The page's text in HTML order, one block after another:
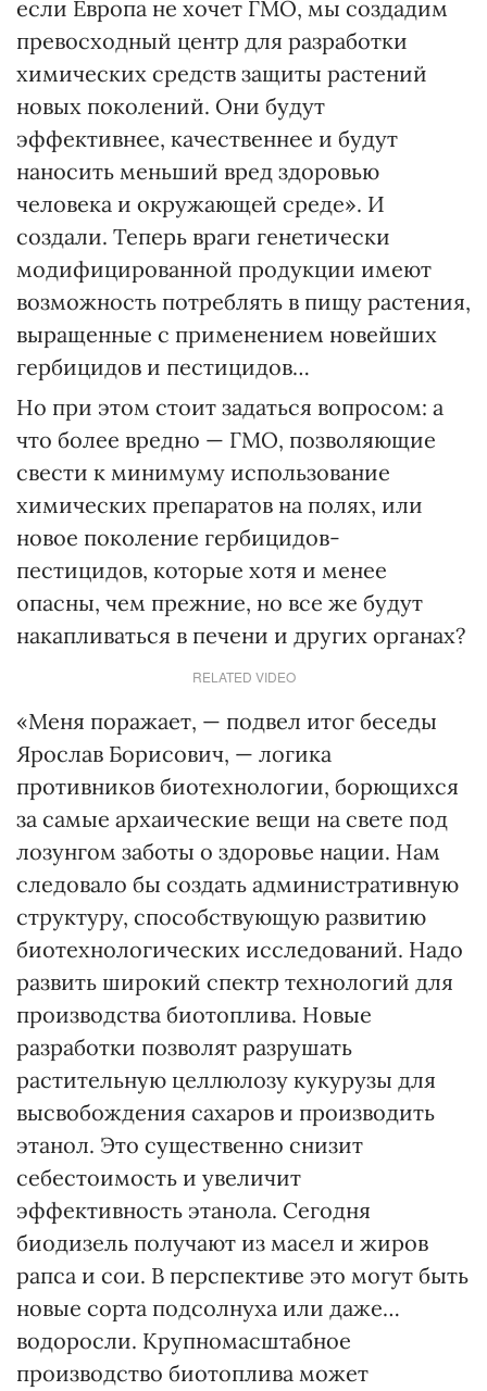
если Европа не хочет ГМО, мы создадим
превосходный центр для разработки
химических средств защиты растений
новых поколений. Они будут
эффективнее, качественнее и будут
наносить меньший вред здоровью
человека и окружающей среде». И
создали. Теперь враги генетически
модифицированной продукции имеют
возможность потреблять в пищу растения,
выращенные с применением новейших
гербицидов и пестицидов…
Но при этом стоит задаться вопросом: а
что более вредно — ГМО, позволяющие
свести к минимуму использование
химических препаратов на полях, или
новое поколение гербицидов-
пестицидов, которые хотя и менее
опасны, чем прежние, но все же будут
накапливаться в печени и других органах?
RELATED VIDEO
«Меня поражает, — подвел итог беседы
Ярослав Борисович, — логика
противников биотехнологии, борющихся
за самые архаические вещи на свете под
лозунгом заботы о здоровье нации. Нам
следовало бы создать административную
структуру, способствующую развитию
биотехнологических исследований. Надо
развить широкий спектр технологий для
производства биотоплива. Новые
разработки позволят разрушать
растительную целлюлозу кукурузы для
высвобождения сахаров и производить
этанол. Это существенно снизит
себестоимость и увеличит
эффективность этанола. Сегодня
биодизель получают из масел и жиров
рапса и сои. В перспективе это могут быть
новые сорта подсолнуха или даже…
водоросли. Крупномасштабное
производство биотоплива может